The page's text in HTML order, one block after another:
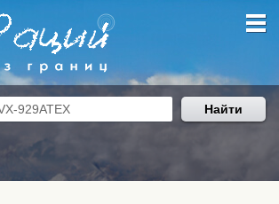
Найти